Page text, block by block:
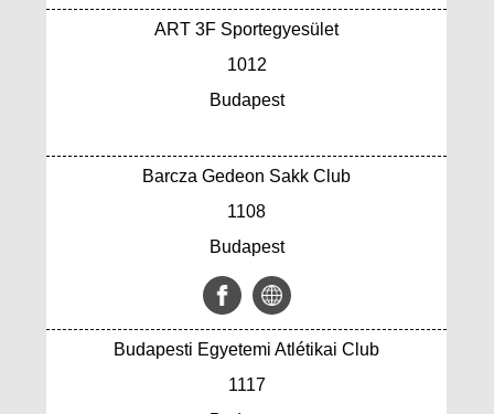
ART 3F Sportegyesület
1012
Budapest
Barcza Gedeon Sakk Club
1108
Budapest
Budapesti Egyetemi Atlétikai Club
1117